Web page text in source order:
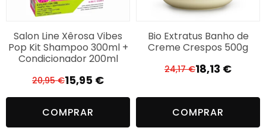
Salon Line Xêrosa Vibes
Pop Kit Shampoo 300ml +
Condicionador 200ml
20,95€ O
preço
original
era:
15,95 €
O
preço
atual
é:
COMPRAR
Bio Extratus Banho de
Creme Crespos 500g
24,17€O
era:
18,13 €
O
é:
COMPRAR